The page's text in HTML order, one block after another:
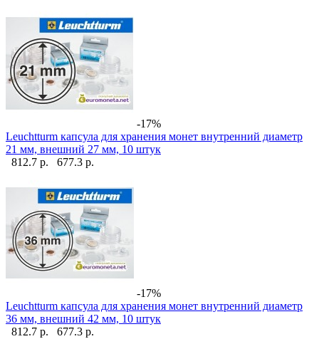
-17%
Leuchtturm капсула для хранения монет внутренний диаметр
21 мм, внешний 27 мм, 10 штук
812.7 р.
677.3 р.
-17%
Leuchtturm капсула для хранения монет внутренний диаметр
36 мм, внешний 42 мм, 10 штук
812.7 р.
677.3 р.